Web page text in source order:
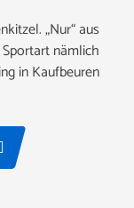
„Nur“ aus
nämlich
in Kaufbeuren